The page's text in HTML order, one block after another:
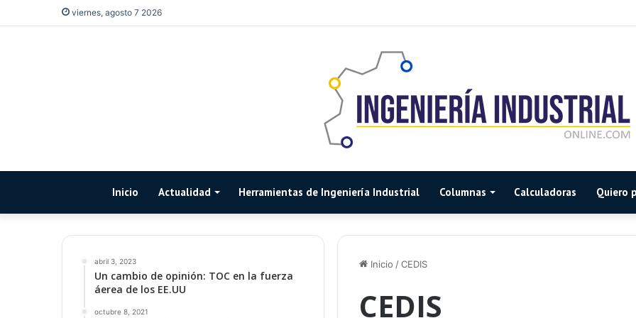
viernes, agosto 7 2026
Inicio Actualidad Herramientas de Ingeniería Industrial Columnas Calculadoras Quiero
Inicio /CEDIS
CEDIS
abril 3, 2023
Un cambio de opinión: TOC en la fuerza
áerea de los EE.UU
octubre 8, 2021